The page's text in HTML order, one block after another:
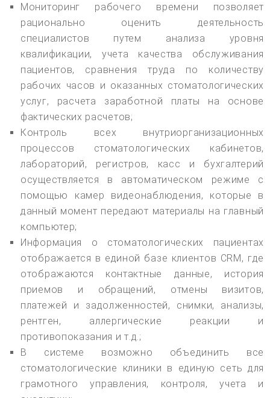
Мониторинг рабочего времени позволяет
рационально оценить деятельность
специалистов путем анализа уровня
квалификации, учета качества обслуживания
пациентов, сравнения труда по количеству
рабочих часов и оказанных стоматологических
услуг, расчета заработной платы на основе
фактических расчетов;
Контроль всех внутриорганизационных
процессов стоматологических кабинетов,
лабораторий, регистров, касс и бухгалтерий
осуществляется в автоматическом режиме с
помощью камер видеонаблюдения, которые в
данный момент передают материалы на главный
компьютер;
Информация о стоматологических пациентах
отображается в единой базе клиентов CRM, где
отображаются контактные данные, история
приемов и обращений, отмены визитов,
платежей и задолженностей, снимки, анализы,
рентген, аллергические реакции и
противопоказания и т.д.;
В системе возможно объединить все
стоматологические клиники в единую сеть для
грамотного управления, контроля, учета и